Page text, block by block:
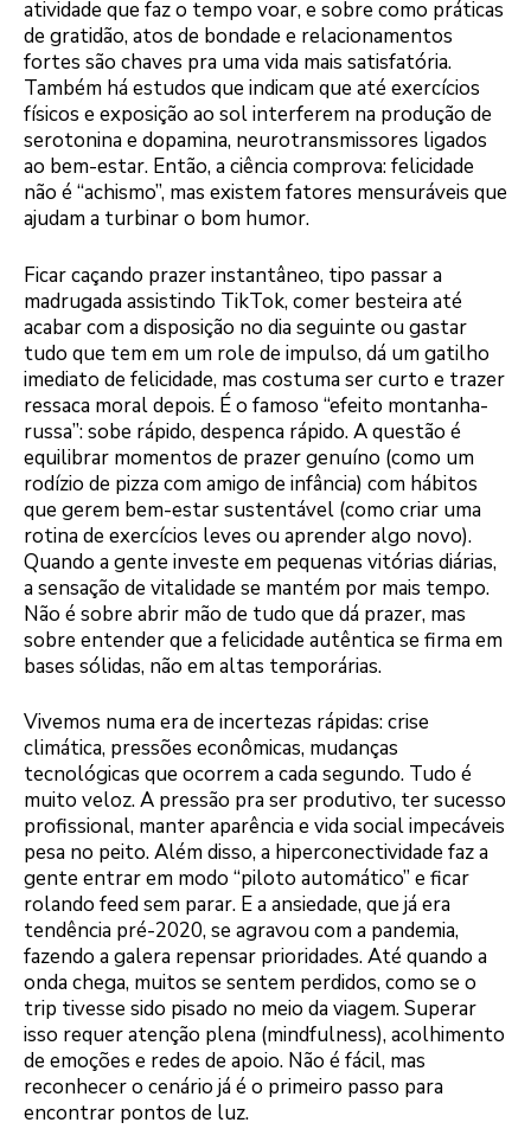
atividade que faz o tempo voar, e sobre como práticas
de gratidão, atos de bondade e relacionamentos
fortes são chaves pra uma vida mais satisfatória.
Também há estudos que indicam que até exercícios
físicos e exposição ao sol interferem na produção de
serotonina e dopamina, neurotransmissores ligados
ao bem-estar. Então, a ciência comprova: felicidade
não é “achismo”, mas existem fatores mensuráveis que
ajudam a turbinar o bom humor.
Ficar caçando prazer instantâneo, tipo passar a
madrugada assistindo TikTok, comer besteira até
acabar com a disposição no dia seguinte ou gastar
tudo que tem em um role de impulso, dá um gatilho
imediato de felicidade, mas costuma ser curto e trazer
ressaca moral depois. É o famoso “efeito montanha-
russa”: sobe rápido, despenca rápido. A questão é
equilibrar momentos de prazer genuíno (como um
rodízio de pizza com amigo de infância) com hábitos
que gerem bem-estar sustentável (como criar uma
rotina de exercícios leves ou aprender algo novo).
Quando a gente investe em pequenas vitórias diárias,
a sensação de vitalidade se mantém por mais tempo.
Não é sobre abrir mão de tudo que dá prazer, mas
sobre entender que a felicidade autêntica se firma em
bases sólidas, não em altas temporárias.
Vivemos numa era de incertezas rápidas: crise
climática, pressões econômicas, mudanças
tecnológicas que ocorrem a cada segundo. Tudo é
muito veloz. A pressão pra ser produtivo, ter sucesso
profissional, manter aparência e vida social impecáveis
pesa no peito. Além disso, a hiperconectividade faz a
gente entrar em modo “piloto automático” e ficar
rolando feed sem parar. E a ansiedade, que já era
tendência pré-2020, se agravou com a pandemia,
fazendo a galera repensar prioridades. Até quando a
onda chega, muitos se sentem perdidos, como se o
trip tivesse sido pisado no meio da viagem. Superar
isso requer atenção plena (mindfulness), acolhimento
de emoções e redes de apoio. Não é fácil, mas
reconhecer o cenário já é o primeiro passo para
encontrar pontos de luz.